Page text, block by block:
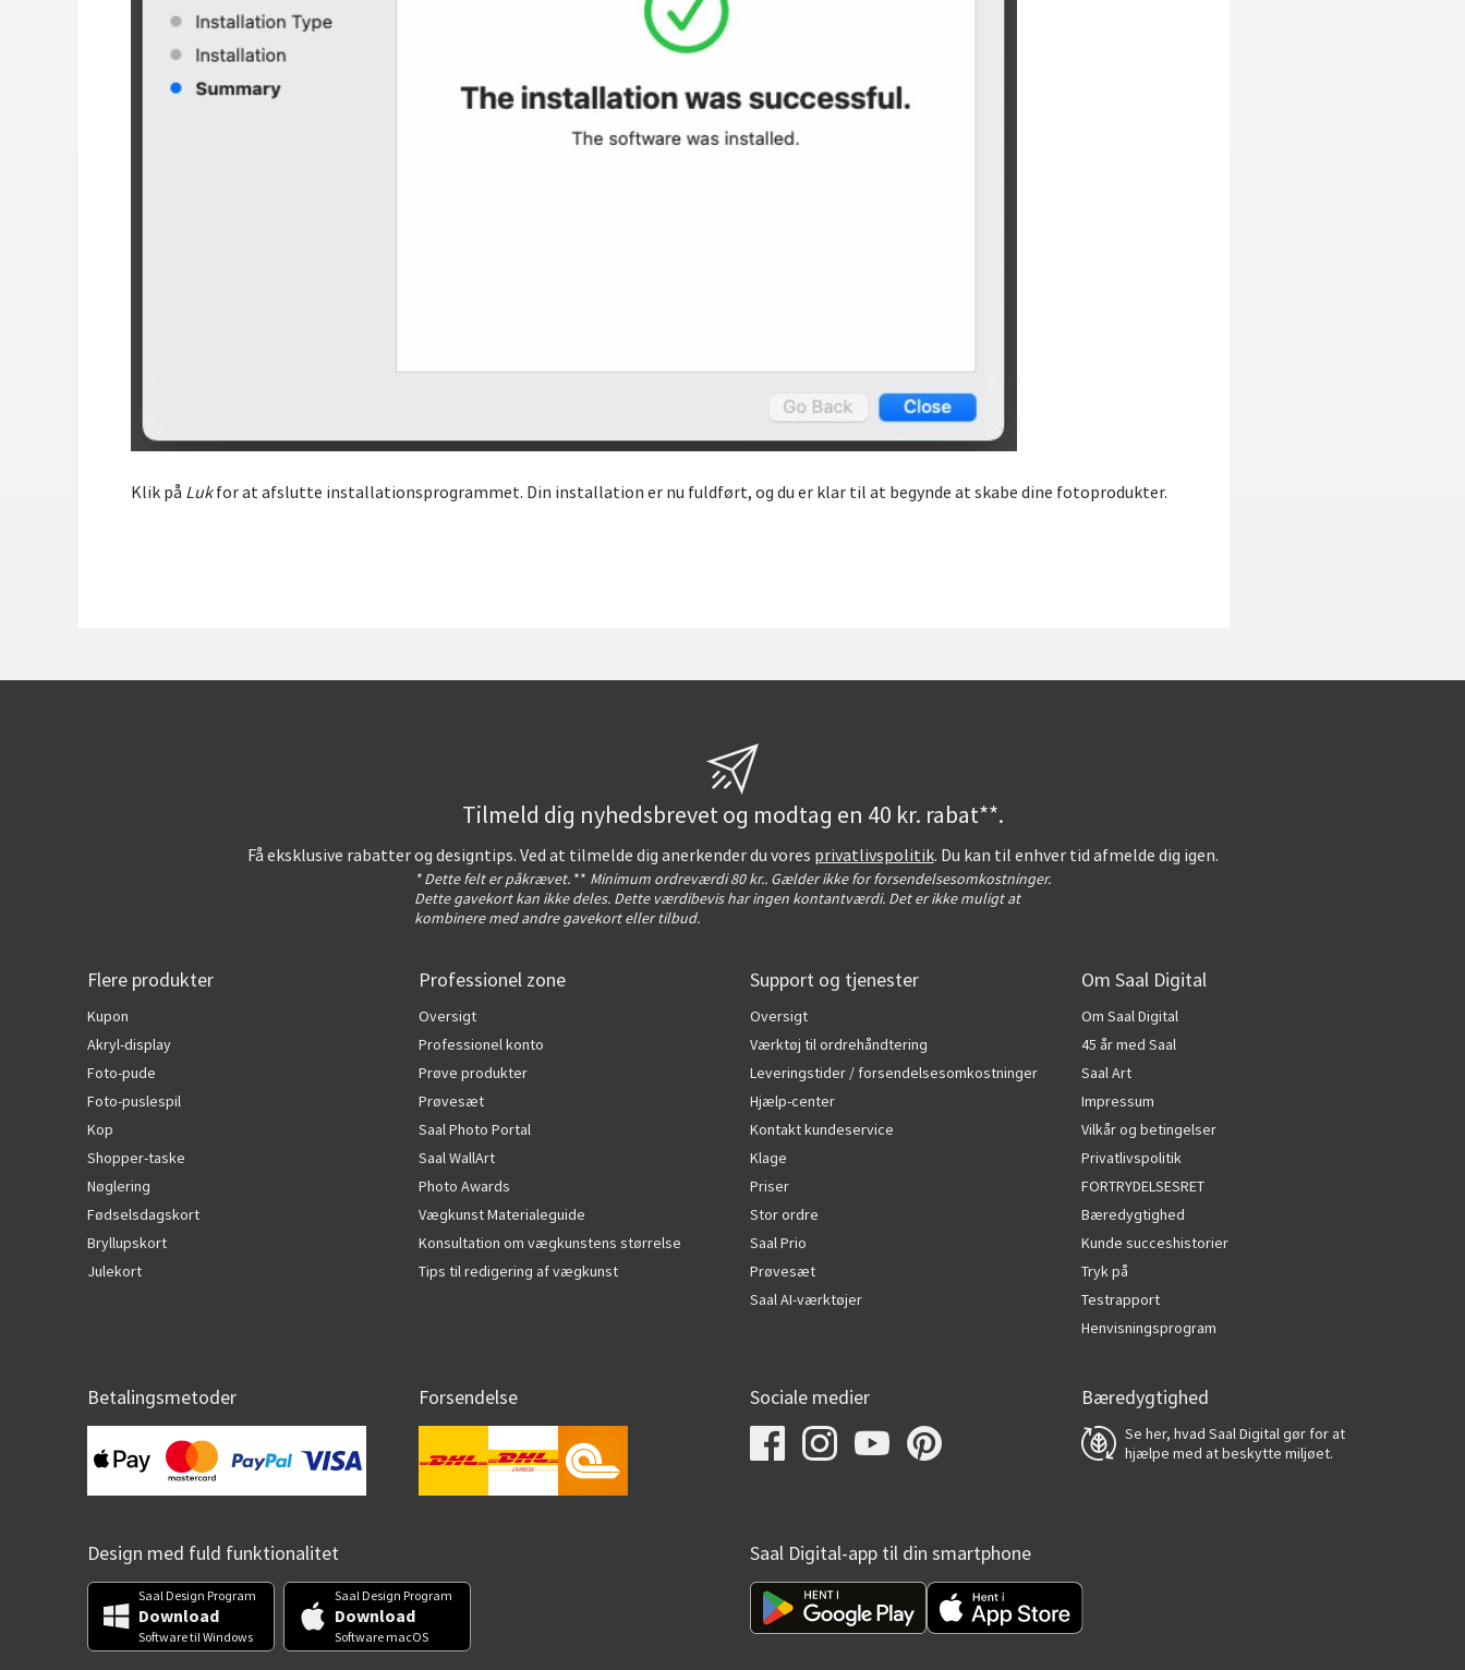
Klik på Lukfor at afslutte installationsprogrammet. Din installation er nu fuldført, og du er klar til at begynde at skabe dine fotoprodukter.
Tilmeld dig nyhedsbrevet og modtag en 40 kr. rabat**.
Få eksklusive rabatter og designtips. Ved at tilmelde dig anerkender du vores privatlivspolitik. Du kan til enhver tid afmelde dig igen.
* Dette felt er påkrævet. ** Minimum ordreværdi 80 kr.. Gælder ikke for forsendelsesomkostninger.
Dette gavekort kan ikke deles. Dette værdibevis har ingen kontantværdi. Det er ikke muligt at
kombinere med andre gavekort eller tilbud.
Flere produkter
Kupon
Akryl-display
Foto-pude
Foto-puslespil
Kop
Shopper-taske
Nøglering
Fødselsdagskort
Bryllupskort
Julekort
Professionel zone
Oversigt
Professionel konto
Prøve produkter
Prøvesæt
Saal Photo Portal
Saal WallArt
Photo Awards
Vægkunst Materialeguide
Konsultation om vægkunstens størrelse
Tips til redigering af vægkunst
Support og tjenester
Oversigt
Værktøj til ordrehåndtering
Leveringstider / forsendelsesomkostninger
Hjælp-center
Kontakt kundeservice
Klage
Priser
Stor ordre
Saal Prio
Prøvesæt
Saal AI-værktøjer
Om Saal Digital
Om Saal Digital
45 år med Saal
Saal Art
Impressum
Vilkår og betingelser
Privatlivspolitik
FORTRYDELSESRET
Bæredygtighed
Kunde succeshistorier
Tryk på
Testrapport
Henvisningsprogram
Betalingsmetoder Forsendelse Sociale medier Bæredygtighed
Se her, hvad Saal Digital gør for at
hjælpe med at beskytte miljøet.
Design med fuld funktionalitet
Saal Design Program
Download
Software til Windows
Saal Design Program
Download
Software macOS
Saal Digital-app til din smartphone